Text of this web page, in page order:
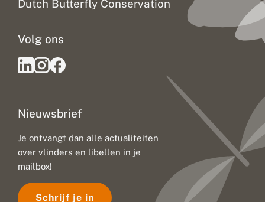
Dutch Butterfly Conservation
Nieuwsbrief
Je ontvangt dan alle actualiteiten
over vlinders en libellen in je
mailbox!
Schrijf je in
Volg ons